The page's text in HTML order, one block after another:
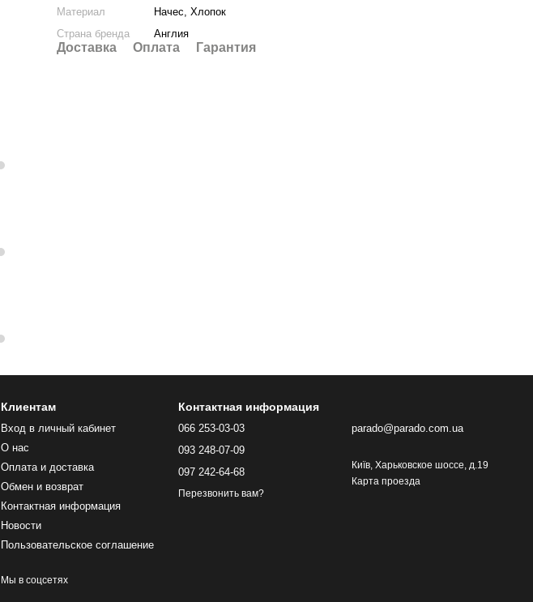
Материал
Начес, Хлопок
Страна бренда
Англия
Доставка Оплата Гарантия
Клиентам
Вход в личный кабинет
О нас
Оплата и доставка
Обмен и возврат
Контактная информация
Новости
Пользовательское соглашение
Мы в соцсетях
Контактная информация
066 253-03-03
093 248-07-09
097 242-64-68
Перезвонить вам?
parado@parado.com.ua
Київ, Харьковское шоссе, д.19
Карта проезда